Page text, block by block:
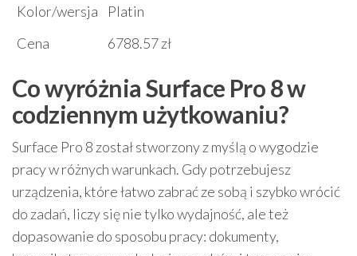
Kolor/wersja
Platin
Cena
6788.57 zł
Co wyróżnia Surface Pro 8 w
codziennym użytkowaniu?
Surface Pro 8 został stworzony z myślą o wygodzie
pracy w różnych warunkach. Gdy potrzebujesz
urządzenia, które łatwo zabrać ze sobą i szybko wrócić
do zadań, liczy się nie tylko wydajność, ale też
dopasowanie do sposobu pracy: dokumenty,